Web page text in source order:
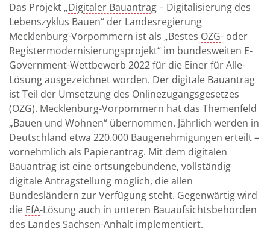
Das Projekt „Digitaler Bauantrag– Digitalisierung des
Lebenszyklus Bauen“ der Landesregierung
Mecklenburg-Vorpommern ist als „Bestes OZG- oder
Registermodernisierungsprojekt“ im bundesweiten E-
Government-Wettbewerb 2022 für die Einer für Alle-
Lösung ausgezeichnet worden. Der digitale Bauantrag
ist Teil der Umsetzung des Onlinezugangsgesetzes
(OZG). Mecklenburg-Vorpommern hat das Themenfeld
„Bauen und Wohnen“ übernommen. Jährlich werden in
Deutschland etwa 220.000 Baugenehmigungen erteilt –
vornehmlich als Papierantrag. Mit dem digitalen
Bauantrag ist eine ortsungebundene, vollständig
digitale Antragstellung möglich, die allen
Bundesländern zur Verfügung steht. Gegenwärtig wird
die EfA-Lösung auch in unteren Bauaufsichtsbehörden
des Landes Sachsen-Anhalt implementiert.